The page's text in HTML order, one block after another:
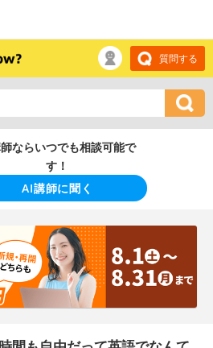
質問する
ならいつでも相談可能で
す！
AI講師に聞く